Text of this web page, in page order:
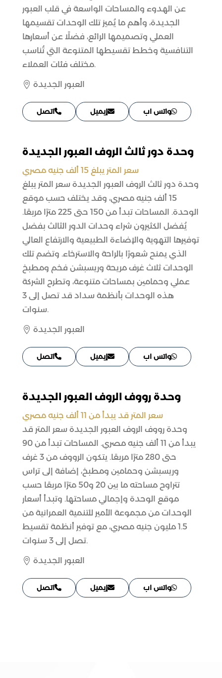
عن الهدوء والمساحات الواسعة في قلب العبور
الجديدة، وأهم ما يُميز تلك الوحدات تقسيمها
العملي وتصميمها الرائع، فضلًا عن أسعارها
التنافسية وخطط تقسيطها المتنوعة التي تُناسب
مختلف فئات العملاء.
 العبور الجديدة
اتصل إيميل واتس اب
سعر المتر يبلغ 15 ألف جنيه مصري
وحدة دور ثالث الروف العبور الجديدة سعر المتر يبلغ
15 ألف جنيه مصري، وقد يختلف حسب موقع
الوحدة. المساحات تبدأ من 150 حتى 225 مترًا مربعًا.
يُفضل الكثيرون شراء وحدات الدور الثالث بفضل
توفيرها التهوية والإضاءة الطبيعية والارتفاع العالي
الذي يمنح شعورًا بالراحة والاسترخاء. وتضم تلك
الوحدات ثلاث غرف مريحة وريسبشن فخم ومطبخ
عملي وحمامين بمساحات متنوعة، وتطرح الشركة
هذه الوحدات بأنظمة سداد قد تصل إلى 3
سنوات.
 العبور الجديدة
اتصل إيميل واتس اب
سعر المتر قد يبدأ من 11 ألف جنيه مصري
وحدة رووف الروف العبور الجديدة سعر المتر قد
يبدأ من 11 ألف جنيه مصري. المساحات تبدأ من 90
حتى 280 مترًا مربعًا. يتكون الرووف من 3 غرف
وريسبشن وحمامين ومطبخ، إضافة إلى تراس
تتراوح مساحته ما بين 20 و50 مترًا مربعًا حسب
موقع الوحدة وإجمالي مساحتها. وتبدأ أسعار
الوحدات من مجموعة الأمير للتنمية العمرانية من
1.5 مليون جنيه مصري، مع توفير أنظمة تقسيط
تصل إلى 3 سنوات.
 العبور الجديدة
اتصل إيميل واتس اب